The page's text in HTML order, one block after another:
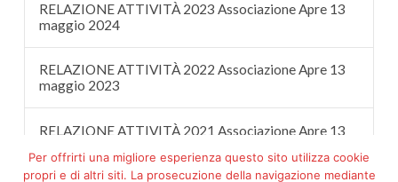
RELAZIONE ATTIVITÀ 2023 Associazione Apre 13
maggio 2024
RELAZIONE ATTIVITÀ 2022 Associazione Apre 13
maggio 2023
RELAZIONE ATTIVITÀ 2021 Associazione Apre 13
Per offrirti una migliore esperienza questo sito utilizza cookie
propri e di altri siti. La prosecuzione della navigazione mediante